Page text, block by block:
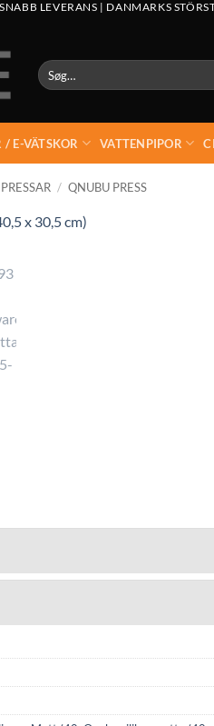
LEVERANS | DANMARKS
Søg
efter:
/ E-VÄTSKOR VATTENPIPOR
/ QNUBU PRESS
🚚